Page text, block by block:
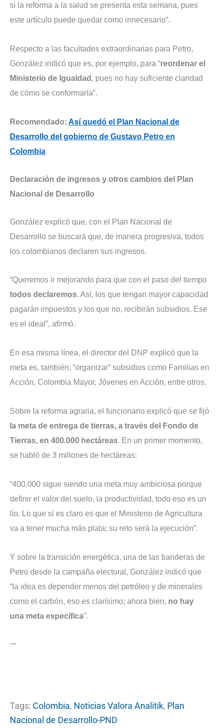
si la reforma a la salud se presenta esta semana, pues
este artículo puede quedar como innecesario”.
Respecto a las facultades extraordinarias para Petro,
González indicó que es, por ejemplo, para “reordenar el
Ministerio de Igualdad , pues no hay suficiente claridad
de cómo se conformaría”.
Recomendado: Así quedó el Plan Nacional de
Desarrollo del gobierno de Gustavo Petro en
Colombia
Declaración de ingresos y otros cambios del Plan
Nacional de Desarrollo
González explicó que, con el Plan Nacional de
Desarrollo se buscará que, de manera progresiva, todos
los colombianos declaren sus ingresos.
“Queremos ir mejorando para que con el paso del tiempo
todos declaremos. Así, los que tengan mayor capacidad
pagarán impuestos y los que no, recibirán subsidios. Ese
es el ideal”, afirmó.
En esa misma línea, el director del DNP explicó que la
meta es, también, “organizar” subsidios como Familias en
Acción, Colombia Mayor, Jóvenes en Acción, entre otros.
Sobre la reforma agraria, el funcionario explicó que se fijó
la meta de entrega de tierras, a través del Fondo de
Tierras, en 400.000 hectáreas. En un primer momento,
se habló de 3 millones de hectáreas:
“400.000 sigue siendo una meta muy ambiciosa porque
definir el valor del suelo, la productividad, todo eso es un
lío. Lo que sí es claro es que el Ministerio de Agricultura
va a tener mucha más plata; su reto será la ejecución”.
Y sobre la transición energética, una de las banderas de
Petro desde la campaña electoral, González indicó que
“la idea es depender menos del petróleo y de minerales
como el carbón, eso es clarísimo; ahora bien, no hay
una meta específica”.
—
Tags: Colombia, Noticias Valora Analitik, Plan
Nacional de Desarrollo-PND